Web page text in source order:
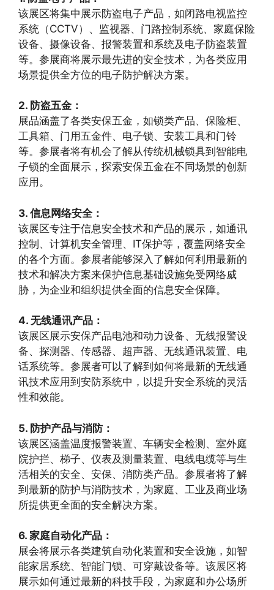
该展区将集中展示防盗电子产品，如闭路电视监控
系统（CCTV）、监视器、门路控制系统、家庭保险
设备、摄像设备、报警装置和系统及电子防盗装置
等。参展商将展示最先进的安全技术，为各类应用
场景提供全方位的电子防护解决方案。
2. 防盗五金：
展品涵盖了各类安保五金，如锁类产品、保险柜、
工具箱、门用五金件、电子锁、安装工具和门铃
等。参展者将有机会了解从传统机械锁具到智能电
子锁的全面展示，探索安保五金在不同场景的创新
应用。
3. 信息网络安全：
该展区专注于信息安全技术和产品的展示，如通讯
控制、计算机安全管理、IT保护等，覆盖网络安全
的各个方面。参展者能够深入了解如何利用最新的
技术和解决方案来保护信息基础设施免受网络威
胁，为企业和组织提供全面的信息安全保障。
4. 无线通讯产品：
该展区展示安保产品电池和动力设备、无线报警设
备、探测器、传感器、超声器、无线通讯装置、电
话系统等。参展者可以了解到如何将最新的无线通
讯技术应用到安防系统中，以提升安全系统的灵活
性和效能。
5. 防护产品与消防：
该展区涵盖温度报警装置、车辆安全检测、室外庭
院护拦、梯子、仪表及测量装置、电线电缆等与生
活相关的安全、安保、消防类产品。参展者将了解
到最新的防护与消防技术，为家庭、工业及商业场
所提供更全面的安全解决方案。
6. 家庭自动化产品：
展会将展示各类建筑自动化装置和安全设施，如智
能家居系统、智能门锁、可穿戴设备等。该展区将
展示如何通过最新的科技手段，为家庭和办公场所